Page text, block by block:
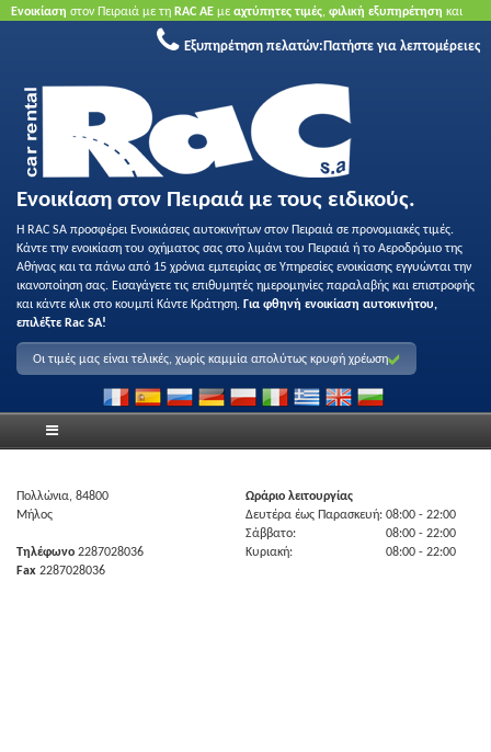
Ενοικίαση στον Πειραιά με τη RAC ΑΕ με αχτύπητες τιμές, φιλική εξυπηρέτηση και
Κάντε κράτηση τώρα
Εξυπηρέτηση πελατών: Πατήστε για λεπτομέρειες
Ενοικίαση στον Πειραιά με τους ειδικούς.
Η RAC SA προσφέρει Ενοικιάσεις αυτοκινήτων στον Πειραιά σε προνομιακές τιμές.
Κάντε την ενοικίαση του οχήματος σας στο λιμάνι του Πειραιά ή το Αεροδρόμιο της
Αθήνας και τα πάνω από 15 χρόνια εμπειρίας σε Υπηρεσίες ενοικίασης εγγυώνται την
ικανοποίηση σας. Εισαγάγετε τις επιθυμητές ημερομηνίες παραλαβής και επιστροφής
και κάντε κλικ στο κουμπί Κάντε Κράτηση. Για φθηνή ενοικίαση αυτοκινήτου,
επιλέξτε Rac SA!
Οι τιμές μας είναι τελικές, χωρίς καμμία απολύτως κρυφή χρέωση
Πολλώνια, 84800
Μήλος
Τηλέφωνο 2287028036
Fax 2287028036
Ωράριο λειτουργίας
Δευτέρα έως Παρασκευή: 08:00 - 22:00
Σάββατο:
08:00 - 22:00
Κυριακή:
08:00 - 22:00